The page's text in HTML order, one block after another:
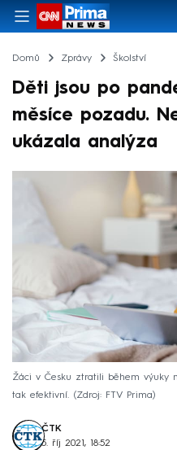
Domů Zprávy Školství
Děti jsou po
měsíce pozadu.
ukázala analýza
Žáci v Česku ztratili během výuky
tak efektivní.
Zdroj: FTV Prima
ČTK
5. říj 2021, 18:52